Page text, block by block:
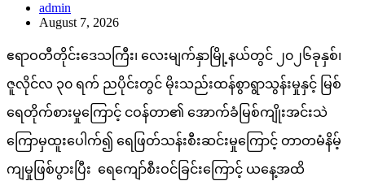
admin
August 7, 2026
ဧရာဝတီတိုင်းဒေသကြီး၊ လေးမျက်နှာမြို့နယ်တွင် ၂၀၂၆ခုနှစ်၊
ဇူလိုင်လ ၃၀ ရက် ညပိုင်းတွင် မိုးသည်းထန်စွာရွာသွန်းမှုနှင့် မြစ်
ရေတိုက်စားမှုကြောင့် ငဝန်တာ၏ အောက်ခံမြစ်ကျိုးအင်းသဲ
ကြောမှထူးပေါက်၍ ရေဖြတ်သန်းစီးဆင်းမှုကြောင့် တာတမံနိမ့်
ကျမှုဖြစ်ပွားပြီး ရေကျော်စီးဝင်ခြင်းကြောင့် ယနေ့အထိ